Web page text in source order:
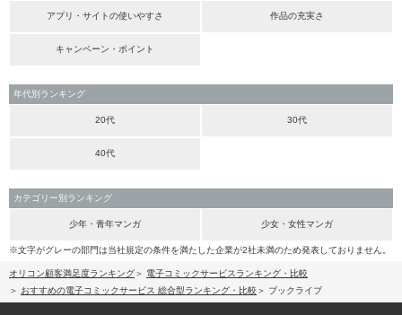
アプリ・サイトの使いやすさ 作品の充実さ
キャンペーン・ポイント
年代別ランキング
20代 30代
40代
カテゴリー別ランキング
少年・青年マンガ 少女・女性マンガ
※文字がグレーの部門は当社規定の条件を満たした企業が2社未満のため発表しておりません。
オリコン顧客満足度ランキング
電子コミックサービスランキング・比較
おすすめの電子コミックサービス 総合型ランキング・比較
ブックライブ